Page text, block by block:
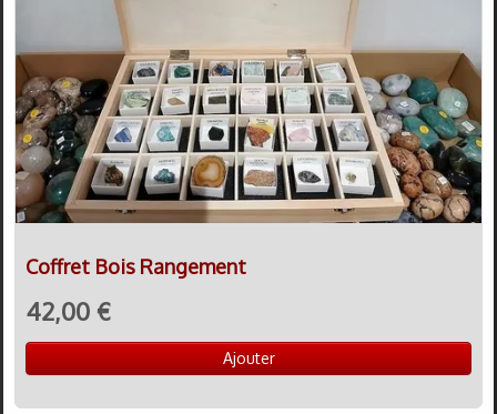
▼
Pierres Nat.▼
Vertus▼
Coffret Bois Rangement
42,00 €
Ajouter